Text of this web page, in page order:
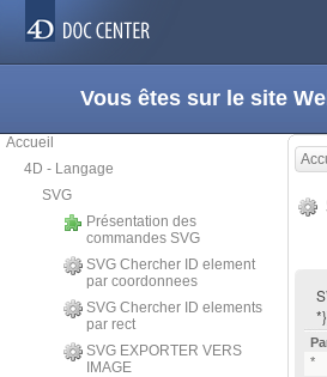
Vous êtes sur le site
Accueil
4D - Langage
SVG
Présentation des
commandes SVG
SVG Chercher ID element
par coordonnees
SVG Chercher ID elements
par rect
SVG EXPORTER VERS
IMAGE
*